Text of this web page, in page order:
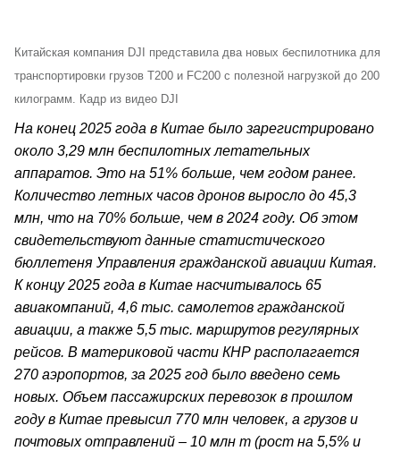
Китайская компания DJI представила два новых беспилотника для
транспортировки грузов T200 и FC200 с полезной нагрузкой до 200
килограмм. Кадр из видео DJI
На конец 2025 года в Китае было зарегистрировано
около 3,29 млн беспилотных летательных
аппаратов. Это на 51% больше, чем годом ранее.
Количество летных часов дронов выросло до 45,3
млн, что на 70% больше, чем в 2024 году. Об этом
свидетельствуют данные статистического
бюллетеня Управления гражданской авиации Китая.
К концу 2025 года в Китае насчитывалось 65
авиакомпаний, 4,6 тыс. самолетов гражданской
авиации, а также 5,5 тыс. маршрутов регулярных
рейсов. В материковой части КНР располагается
270 аэропортов, за 2025 год было введено семь
новых. Объем пассажирских перевозок в прошлом
году в Китае превысил 770 млн человек, а грузов и
почтовых отправлений – 10 млн т (рост на 5,5% и